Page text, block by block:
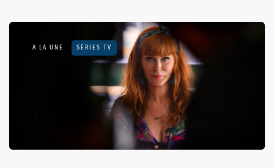
A LA UNE SÉRIES TV